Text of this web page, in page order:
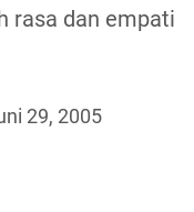
rasa dan empati
29, 2005